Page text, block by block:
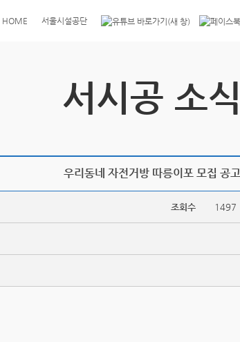
HOME 서울시설공단
서시공 소식
우리동네 자전거방 따릉이포 모집 공고
조회수 1497